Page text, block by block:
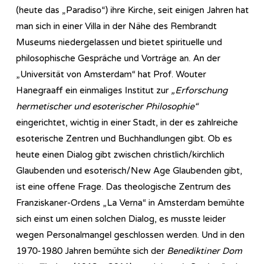
(heute das „Paradiso“) ihre Kirche, seit einigen Jahren hat
man sich in einer Villa in der Nähe des Rembrandt
Museums niedergelassen und bietet spirituelle und
philosophische Gespräche und Vorträge an. An der
„Universität von Amsterdam“ hat Prof. Wouter
Hanegraaff ein einmaliges Institut zur „Erforschung
hermetischer und esoterischer Philosophie“
eingerichtet, wichtig in einer Stadt, in der es zahlreiche
esoterische Zentren und Buchhandlungen gibt. Ob es
heute einen Dialog gibt zwischen christlich/kirchlich
Glaubenden und esoterisch/New Age Glaubenden gibt,
ist eine offene Frage. Das theologische Zentrum des
Franziskaner-Ordens „La Verna“ in Amsterdam bemühte
sich einst um einen solchen Dialog, es musste leider
wegen Personalmangel geschlossen werden. Und in den
1970-1980 Jahren bemühte sich der Benediktiner Dom